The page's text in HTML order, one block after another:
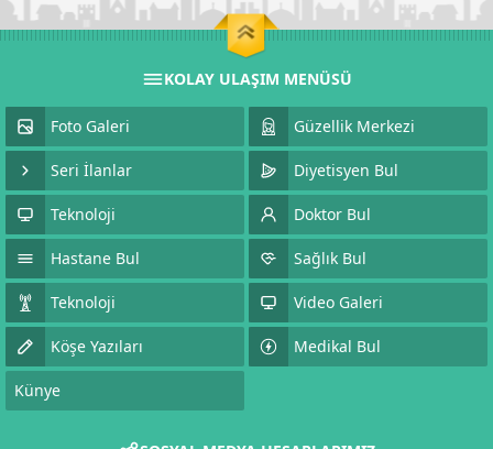
KOLAY ULAŞIM MENÜSÜ
Foto Galeri Güzellik Merkezi
Seri İlanlar Diyetisyen Bul
Teknoloji Doktor Bul
Hastane Bul Sağlık Bul
Teknoloji Video Galeri
Köşe Yazıları Medikal Bul
Künye